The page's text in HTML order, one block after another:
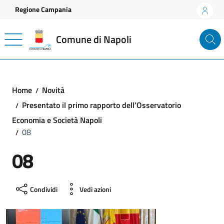
Vai ai contenuti
Vai al footer
Regione Campania
Comune di Napoli
Home
Novità
Presentato il primo rapporto dell’Osservatorio
Economia e Società Napoli
08
08
Condividi Vedi azioni